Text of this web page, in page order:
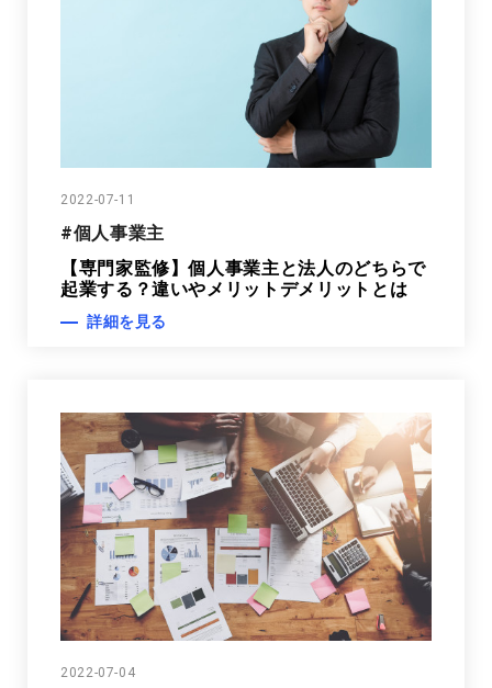
2022-07-11
#個人事業主
【専門家監修】個人事業主と法人のどちらで
起業する？違いやメリットデメリットとは
詳細を見る
2022-07-04